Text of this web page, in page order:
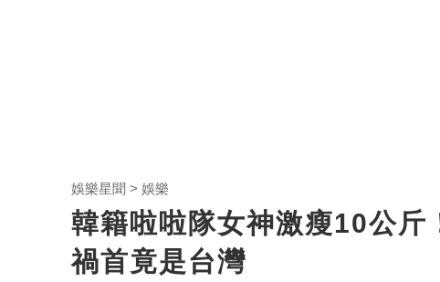
娛樂星聞 娛樂
韓籍啦啦隊女神激瘦10公斤
禍首竟是台灣